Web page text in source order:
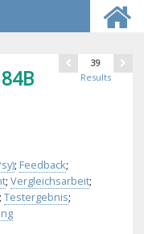
39
Results
; Feedback;
; Vergleichsarbeit;
; Testergebnis;